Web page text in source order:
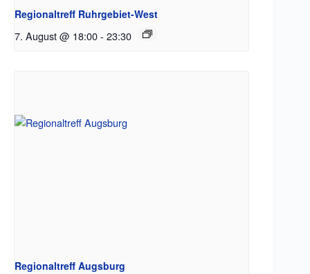
Regionaltreff Ruhrgebiet-West
7. August @ 18:00- 23:30
Regionaltreff Augsburg